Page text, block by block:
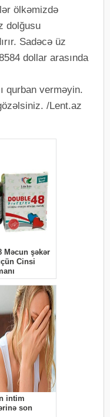
ölkəmizdə
dolğusu
Sadəcə üz
dollar arasında
qurban verməyin.
/Lent.az